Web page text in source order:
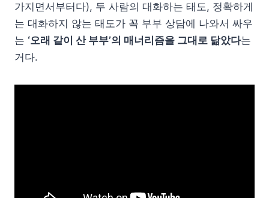
가지면서부터다), 두 사람의 대화하는 태도, 정확하게
는 대화하지 않는 태도가 꼭 부부 상담에 나와서 싸우
는 ‘오래 같이 산 부부’의 매너리즘을 그대로 닮았다는
거다.